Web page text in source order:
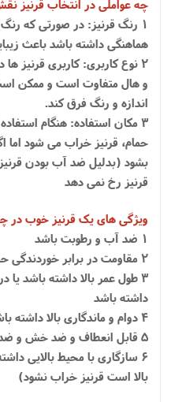
چه عواملی در انتخاب قرنیز
1 رنگ قرنیز: در صورتی که
هماهنگی داشته باشد باعث
2 نوع کاربری: کاربری قرنیز
و هال متفاوت است و ممکن
اندازه و رنگ فرق کند.
3 مکان استفاده: هنگام
حمام، قرنیز خراب می شود اما
بشود (بدلیل ضد آب بودن
قرنیز رخ نمی دهد
ویژگی های یک قرنیز خوب در
1 ضد آب و رطوبت باشد
2 مقاومت در برابر خوردندگی حشرات داشته باشد
3 طول عمر بالا داشته باشد
داشته باشد
4 دوام و ماندگاری بالا داشته باشد
5 قابل انعطاف و ضد خش و ضد ضربه باشد
6 سازگاری با محیط بالایی
بالا است قرنیز خراب نشود)